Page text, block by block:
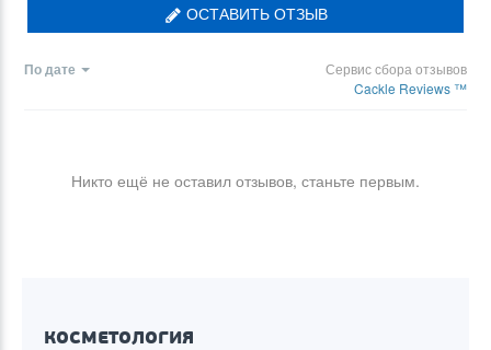
ОСТАВИТЬ ОТЗЫВ
По дате
Сервис сбора отзывов
Cackle Reviews ™
Никто ещё не оставил отзывов, станьте первым.
КОСМЕТОЛОГИЯ